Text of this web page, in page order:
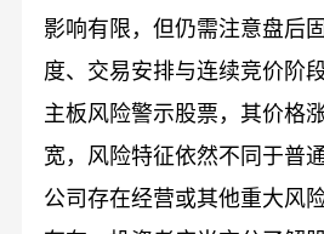
影响有限，但仍需注意盘后
度、交易安排与连续竞价阶
主板风险警示股票，其价格
宽，风险特征依然不同于普
公司存在经营或其他重大风